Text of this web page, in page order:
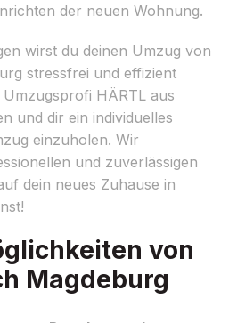
der neuen Wohnung.
wirst du deinen Umzug von
stressfrei und effizient
HÄRTL aus
und dir ein individuelles
einzuholen. Wir
und zuverlässigen
dein neues Zuhause in
von
Magdeburg